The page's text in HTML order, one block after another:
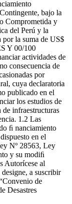
bajo la
Comprometida y
del Perú y la
la suma de US$
Y 00/100
actividades de
consecuencia de
por
cuya declaratoria
publicado en el
los estudios de
infraestructuras
1.2 Las
ﬁ nanciamiento
en el
Nº 28563, Ley
y su modiﬁ
Autorícese al
a suscribir
de
Desastres